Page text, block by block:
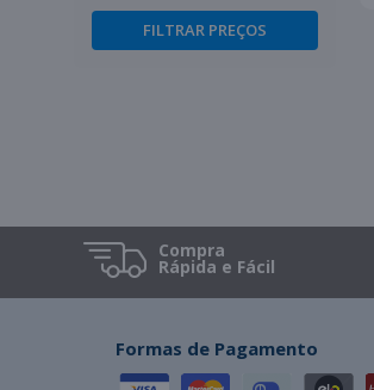
Compra
Rápida e Fácil
Formas de Pagamento